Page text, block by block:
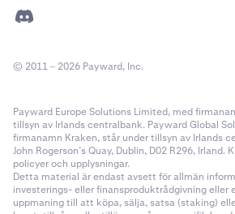
© 2011 – 2026 Payward, Inc.
Payward Europe Solutions Limited, med
tillsyn av Irlands centralbank. Payward Global
firmanamn Kraken, står under tillsyn av Irlands
John Rogerson’s Quay, Dublin, D02 R296, Irland.
policyer och upplysningar.
Detta material är endast avsett för allmän
investerings- eller finansproduktrådgivning eller
uppmaning till att köpa, sälja, satsa (staking)